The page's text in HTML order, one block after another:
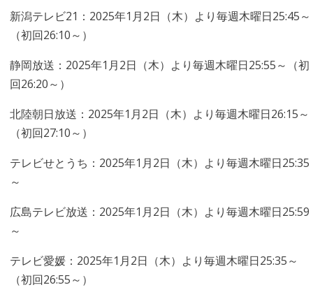
新潟テレビ21：2025年1月2日（木）より毎週木曜日25:45～
（初回26:10～）
静岡放送：2025年1月2日（木）より毎週木曜日25:55～（初
回26:20～）
北陸朝日放送：2025年1月2日（木）より毎週木曜日26:15～
（初回27:10～）
テレビせとうち：2025年1月2日（木）より毎週木曜日25:35
～
広島テレビ放送：2025年1月2日（木）より毎週木曜日25:59
～
テレビ愛媛：2025年1月2日（木）より毎週木曜日25:35～
（初回26:55～）